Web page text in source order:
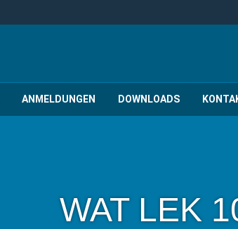
ANMELDUNGEN DOWNLOADS
WAT LEK